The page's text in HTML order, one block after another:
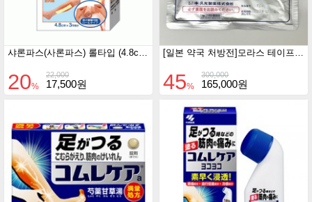
22,000
20% 17,500원
300,000
45% 165,000원